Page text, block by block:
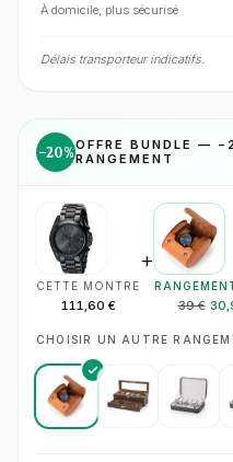
À domicile, plus sécurisé
Délais transporteur indicatifs.
−20%OFFRE BUNDLE — −
RANGEMENT
CETTE MONTRE
111,60 €
+
39 €
CHOISIR UN AUTRE